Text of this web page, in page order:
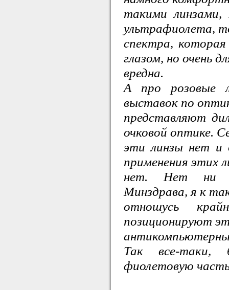
такими
ультрафиолета,
спектра, которая
глазом, но очень
вредна.
А про розовые
выставок по
представляют
очковой оптике.
эти линзы нет и
применения этих
нет. Нет ни
Минздрава, я к
отношусь
позиционируют
Так все-таки,
фиолетовую